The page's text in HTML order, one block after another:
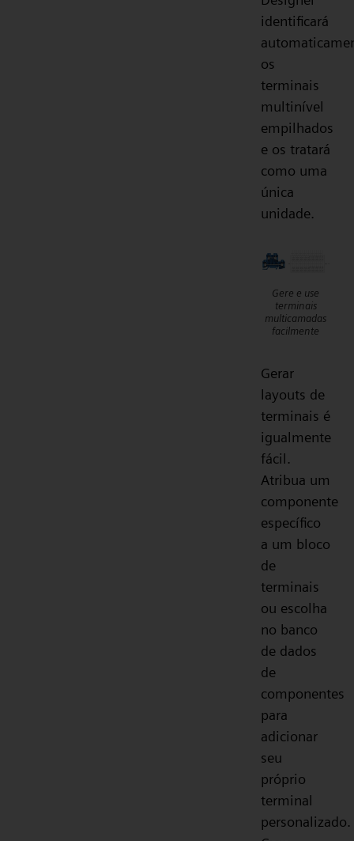
identificará
os
terminais
multinível
empilhados
e os tratará
como uma
única
unidade.
Gere e use
terminais
multicamadas
facilmente
Gerar
layouts de
terminais é
igualmente
fácil.
Atribua um
componente
específico
a um bloco
de
terminais
ou escolha
no banco
de dados
de
componentes
para
adicionar
seu
próprio
terminal
personalizado.